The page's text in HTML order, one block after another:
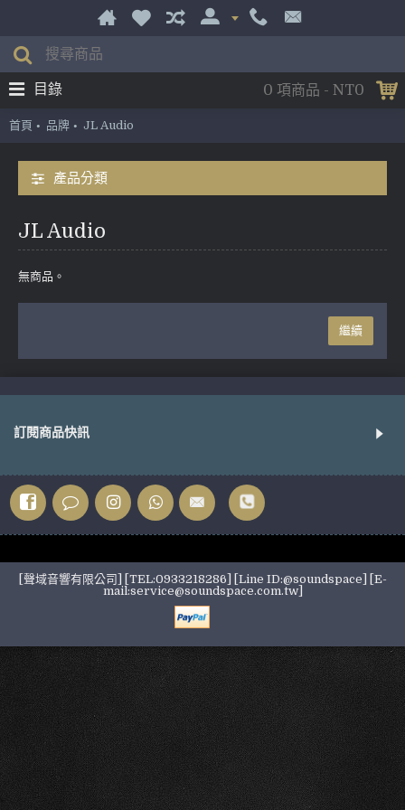
0 項商品 - NT0
目錄
首頁 品牌 JL Audio
產品分類
JL Audio
無商品。
繼續
訂閱商品快訊
[聲域音響有限公司] [TEL:0933218286] [Line ID:@soundspace] [E-
mail:service@soundspace.com.tw]